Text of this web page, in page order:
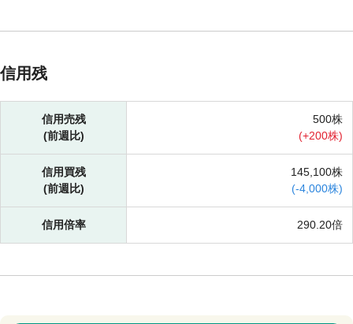
信用残
信用売残
(前週比)
500株
(+200株)
信用買残
(前週比)
145,100株
(-4,000株)
信用倍率 290.20倍